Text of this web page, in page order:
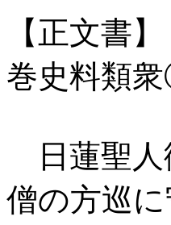
【正文書
巻史料類
日蓮聖人
僧の方巡